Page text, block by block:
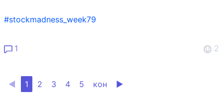
#stockmadness_week79
1 2
◀ 1 2 3 4 5 кон ▶